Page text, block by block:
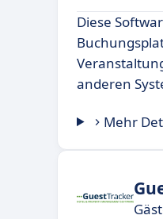
Diese
anderen
Mehr